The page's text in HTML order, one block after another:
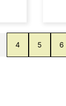
4 5 6